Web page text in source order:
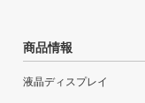
商品情報
液晶ディスプレイ